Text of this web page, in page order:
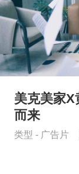
美克美家X
而来
类型 - 广告片